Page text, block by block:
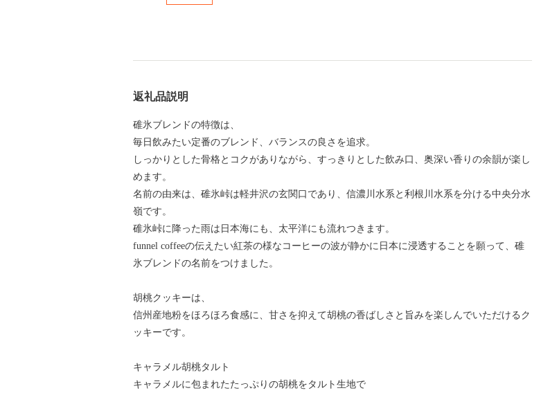
返礼品説明
碓氷ブレンドの特徴は、
毎日飲みたい定番のブレンド、バランスの良さを追求。
しっかりとした骨格とコクがありながら、すっきりとした飲み口、奥深い香りの余韻が楽し
めます。
名前の由来は、碓氷峠は軽井沢の玄関口であり、信濃川水系と利根川水系を分ける中央分水
嶺です。
碓氷峠に降った雨は日本海にも、太平洋にも流れつきます。
funnel coffeeの伝えたい紅茶の様なコーヒーの波が静かに日本に浸透することを願って、碓
氷ブレンドの名前をつけました。
胡桃クッキーは、
信州産地粉をほろほろ食感に、甘さを抑えて胡桃の香ばしさと旨みを楽しんでいただけるク
ッキーです。
キャラメル胡桃タルト
キャラメルに包まれたたっぷりの胡桃をタルト生地で